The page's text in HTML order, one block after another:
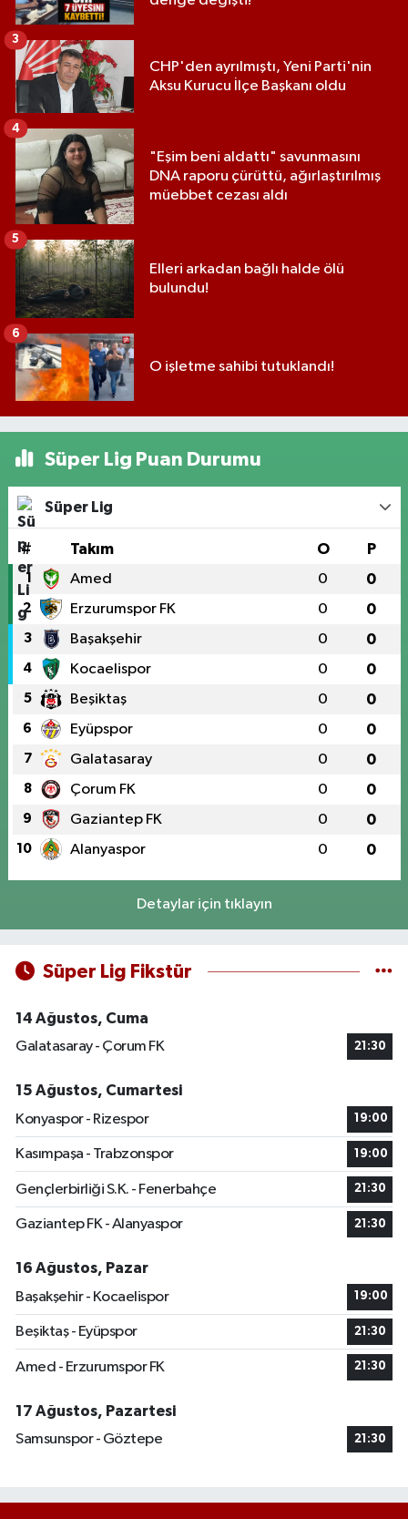
CHP'den ayrılmıştı, Yeni Parti'nin
Aksu Kurucu İlçe Başkanı oldu
3
"Eşim beni aldattı" savunmasını
DNA raporu çürüttü, ağırlaştırılmış
müebbet cezası aldı
4
Elleri arkadan bağlı halde ölü
bulundu!
5
O işletme sahibi tutuklandı!
6
Süper Lig Puan Durumu
Süper Lig
# Takım O P
1 Amed 0 0
2 Erzurumspor FK 0 0
3 Başakşehir 0 0
4 Kocaelispor 0 0
5 Beşiktaş 0 0
6 Eyüpspor 0 0
7 Galatasaray 0 0
8 Çorum FK 0 0
9 Gaziantep FK 0 0
10 Alanyaspor 0 0
Detaylar için tıklayın
Süper Lig Fikstür
14 Ağustos, Cuma
Galatasaray - Çorum FK
21:30
15 Ağustos, Cumartesi
Konyaspor - Rizespor
19:00
Kasımpaşa - Trabzonspor 19:00
Gençlerbirliği S.K. - Fenerbahçe 21:30
Gaziantep FK - Alanyaspor 21:30
16 Ağustos, Pazar
Başakşehir - Kocaelispor
19:00
Beşiktaş - Eyüpspor 21:30
Amed - Erzurumspor FK 21:30
17 Ağustos, Pazartesi
Samsunspor - Göztepe
21:30